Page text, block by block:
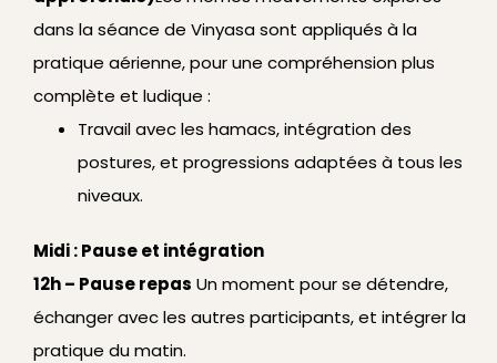
dans la séance de Vinyasa sont appliqués à la
pratique aérienne, pour une compréhension plus
complète et ludique :
Travail avec les hamacs, intégration des
postures, et progressions adaptées à tous les
niveaux.
Midi : Pause et intégration
12h – Pause repas Un moment pour se détendre,
échanger avec les autres participants, et intégrer la
pratique du matin.